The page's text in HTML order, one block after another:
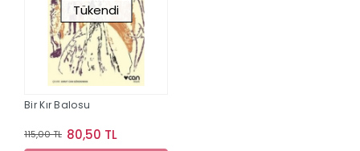
Tükendi
Bir Kır Balosu
115,00 TL 80,50 TL